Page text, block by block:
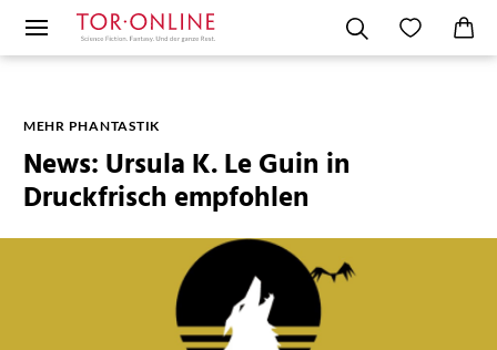
MEHR PHANTASTIK
News: Ursula K. Le Guin in
Druckfrisch empfohlen